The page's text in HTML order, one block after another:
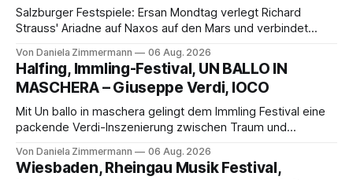
Salzburger Festspiele: Ersan Mondtag verlegt Richard
Strauss' Ariadne auf Naxos auf den Mars und verbindet
Aufführung mit starken Solisten und den Wiener
Philharmonikern, szenisch bleibt der zweite Akt jedoch
hinter den Erwartungen zurück.
Von Daniela Zimmermann 06 Aug. 2026
Halfing, Immling-Festival, UN BALLO IN
MASCHERA – Giuseppe Verdi, IOCO
Mit Un ballo in maschera gelingt dem Immling Festival eine
packende Verdi-Inszenierung zwischen Traum und
psychologische Tiefe mit starken Bildern, getragen von
einem spielfreudigen Ensemble und einer musikalisch
Von Daniela Zimmermann 06 Aug. 2026
Wiesbaden, Rheingau Musik Festival,